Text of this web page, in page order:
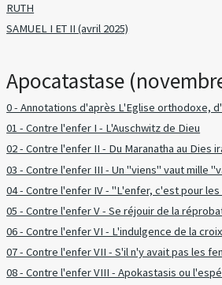
RUTH
SAMUEL I ET II (avril 2025)
Apocatastase
0 - Annotations d'après L'Eglise orthodoxe,
01 - Contre l'enfer I - L'Auschwitz de Dieu
02 - Contre l'enfer II - Du Maranatha au Dies
03 - Contre l'enfer III - Un "viens" vaut mille
04 - Contre l'enfer IV - "L'enfer, c'est pour
05 - Contre l'enfer V - Se réjouir de la
06 - Contre l'enfer VI - L'indulgence de la
07 - Contre l'enfer VII - S'il n'y avait pas les
08 - Contre l'enfer VIII - Apokastasis ou